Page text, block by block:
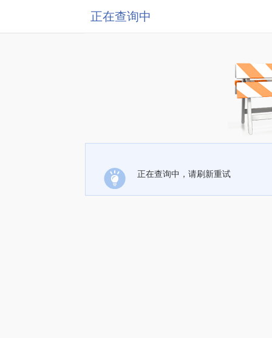
正在查询中
正在查询中，请刷新重试